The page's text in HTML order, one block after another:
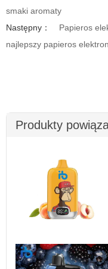
smaki aromaty
Następny：
Papieros
najlepszy papieros
Produkty